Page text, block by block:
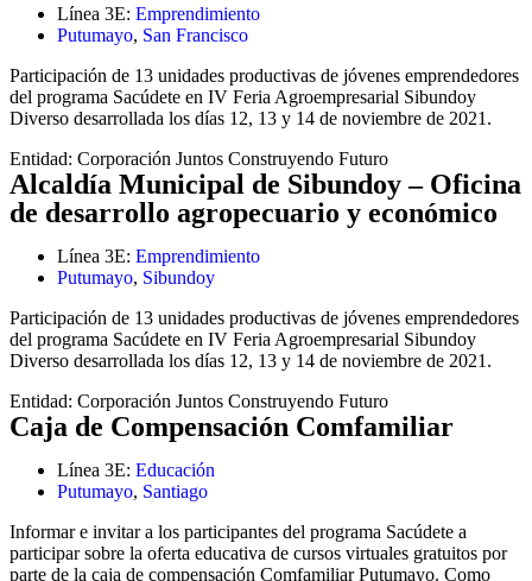
Línea 3E: Emprendimiento
Putumayo, San Francisco
Participación de 13 unidades productivas de jóvenes emprendedores
del programa Sacúdete en IV Feria Agroempresarial Sibundoy
Diverso desarrollada los días 12, 13 y 14 de noviembre de 2021.
Entidad: Corporación Juntos Construyendo Futuro
Alcaldía Municipal de Sibundoy – Oficina
de desarrollo agropecuario y económico
Línea 3E: Emprendimiento
Putumayo, Sibundoy
Participación de 13 unidades productivas de jóvenes emprendedores
del programa Sacúdete en IV Feria Agroempresarial Sibundoy
Diverso desarrollada los días 12, 13 y 14 de noviembre de 2021.
Entidad: Corporación Juntos Construyendo Futuro
Caja de Compensación Comfamiliar
Línea 3E: Educación
Putumayo, Santiago
Informar e invitar a los participantes del programa Sacúdete a
participar sobre la oferta educativa de cursos virtuales gratuitos por
parte de la caja de compensación Comfamiliar Putumayo. Como